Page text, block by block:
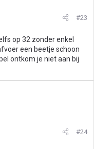
#23
op 32 zonder enkel
een beetje schoon
ontkom je niet aan bij
#24